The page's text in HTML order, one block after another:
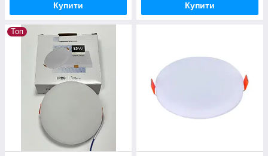
Купити Купити
Топ